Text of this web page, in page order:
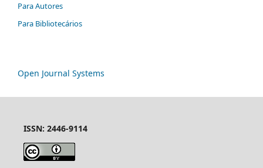
Para Autores
Para Bibliotecários
Open Journal Systems
ISSN: 2446-9114